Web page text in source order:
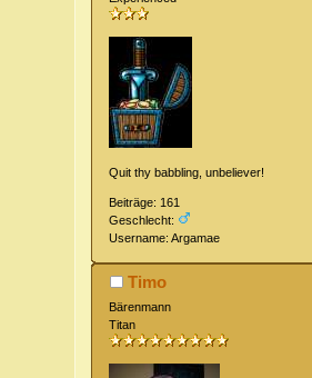
Quit thy babbling, unbeliever!
Beiträge: 161
Geschlecht:
Username: Argamae
Timo
Bärenmann
Titan